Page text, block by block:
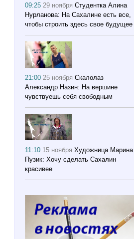
09:25 29 ноября Студентка Алина
Нурланова: На Сахалине есть все,
чтобы строить здесь свое будущее
21:0025 ноября Скалолаз
Александр Назин: На вершине
чувствуешь себя свободным
11:10 15 ноября Художница Марина
Пузик: Хочу сделать Сахалин
красивее